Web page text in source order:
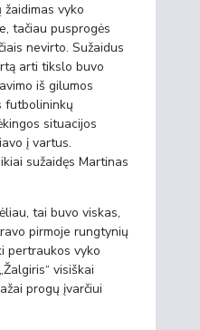
vyko
tačiau pusprogės
nevirto. Sužaidus
arti tikslo buvo
iš gilumos
futbolininkų
situacijos
į vartus.
sužaidęs Martinas
tai buvo viskas,
pirmoje rungtynių
pertraukos vyko
visiškai
progų įvarčiui